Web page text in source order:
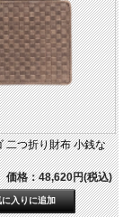
二つ折り財布 小銭な
価格：48,620円(税込)